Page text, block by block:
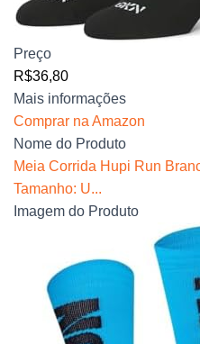
Preço
R$36,80
Mais informações
Comprar na Amazon
Nome do Produto
Meia Corrida Hupi Run
Tamanho: U...
Imagem do Produto